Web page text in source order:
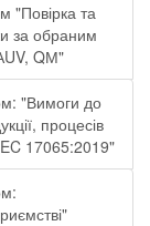
"Повірка та
за обраним
QМ"
"Вимоги до
процесів
17065:2019"